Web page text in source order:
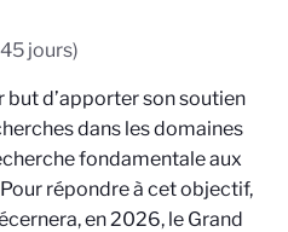
jours)
but d’apporter son soutien
dans les domaines
fondamentale aux
répondre à cet objectif,
en 2026, le Grand